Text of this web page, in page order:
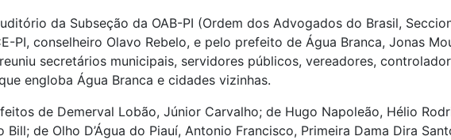
da Subseção da OAB-PI (Ordem dos Advogados do Brasil,
PI, conselheiro Olavo Rebelo, e pelo prefeito de Água Branca, Jonas
secretários municipais, servidores públicos, vereadores,
engloba Água Branca e cidades vizinhas.
de Demerval Lobão, Júnior Carvalho; de Hugo Napoleão, Hélio
Bill; de Olho D’Água do Piauí, Antonio Francisco, Primeira Dama Dira